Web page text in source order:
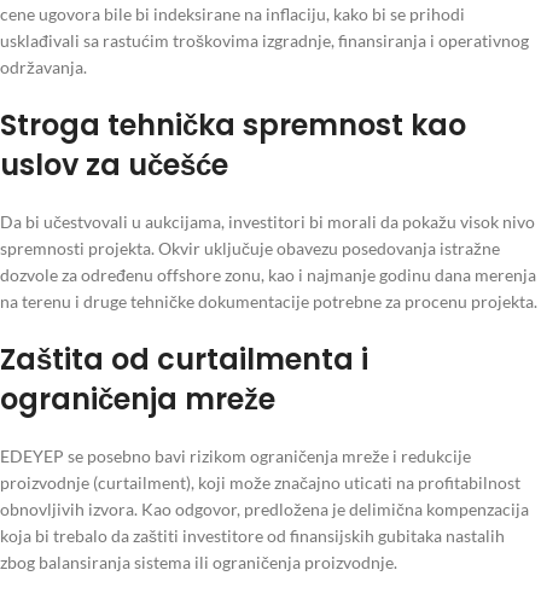
cene ugovora bile bi indeksirane na inflaciju, kako bi se prihodi
usklađivali sa rastućim troškovima izgradnje, finansiranja i operativnog
održavanja.
Stroga tehnička spremnost kao
uslov za učešće
Da bi učestvovali u aukcijama, investitori bi morali da pokažu visok nivo
spremnosti projekta. Okvir uključuje obavezu posedovanja istražne
dozvole za određenu offshore zonu, kao i najmanje godinu dana merenja
na terenu i druge tehničke dokumentacije potrebne za procenu projekta.
Zaštita od curtailmenta i
ograničenja mreže
EDEYEP se posebno bavi rizikom ograničenja mreže i redukcije
proizvodnje (curtailment), koji može značajno uticati na profitabilnost
obnovljivih izvora. Kao odgovor, predložena je delimična kompenzacija
koja bi trebalo da zaštiti investitore od finansijskih gubitaka nastalih
zbog balansiranja sistema ili ograničenja proizvodnje.